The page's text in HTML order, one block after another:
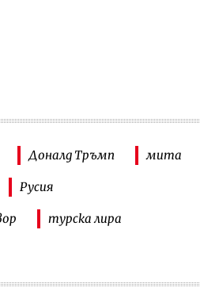
Доналд Тръмп мита
Русия
турска лира